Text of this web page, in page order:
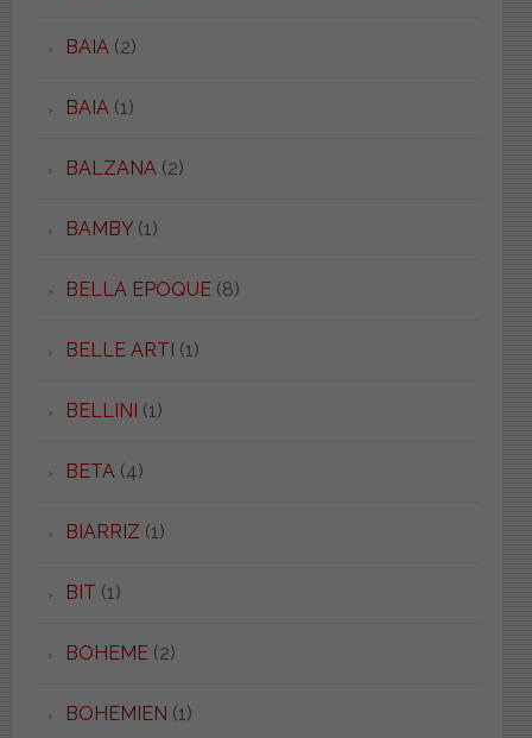
BAIA (2)
BAIA (1)
BALZANA (2)
BAMBY(1)
BELLA EPOQUE(8)
BELLE ARTI (1)
BELLINI (1)
BETA (4)
BIARRIZ (1)
BIT (1)
BOHEME(2)
BOHEMIEN (1)